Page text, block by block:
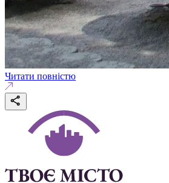
Читати повністю